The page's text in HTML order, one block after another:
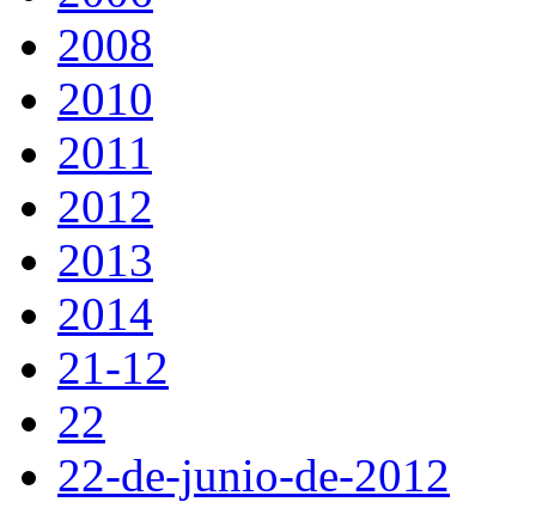
2008
2010
2011
2012
2013
2014
21-12
22
22-de-junio-de-2012